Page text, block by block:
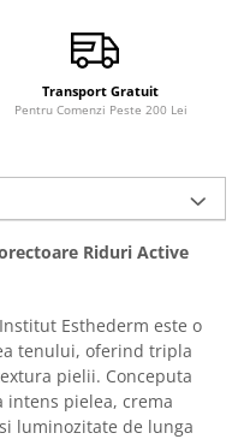
Transport Gratuit
Pentru Comenzi Peste 200 Lei
Riduri Active
Esthederm este o
tenului, oferind tripla
pielii. Conceputa
pielea, crema
luminozitate de lunga